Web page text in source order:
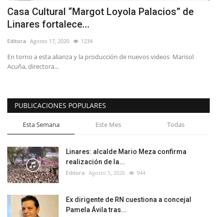
Casa Cultural “Margot Loyola Palacios” de
Linares fortalece...
Editora Agosto 17, 2020 1234
En torno a esta alianza y la producción de nuevos videos Marisol
Acuña, directora...
PUBLICACIONES POPULARES
Esta Semana Este Mes Todas
Linares: alcalde Mario Meza confirma
realización de la...
Editora Agosto 5, 2026 944
Ex dirigente de RN cuestiona a concejal
Pamela Ávila tras...